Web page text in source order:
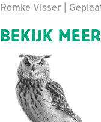
Romke Visser |
BEKIJK